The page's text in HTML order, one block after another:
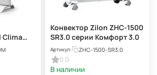
Clima
Конвектор Zilon ZHC-1500
SR3.0 серии Комфорт 3.0
Артикул: ZHC-1500-SR3.0
0.0
В наличии